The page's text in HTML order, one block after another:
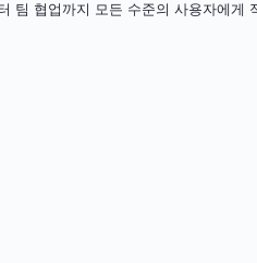
팀 협업까지 모든 수준의 사용자에게